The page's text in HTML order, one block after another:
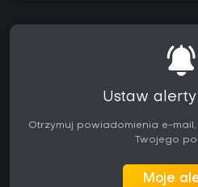
Ustaw
Otrzymuj powiadomienia e-
Twojego
Moje